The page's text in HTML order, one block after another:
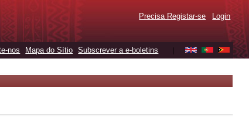
Precisa Registar-se Login
nos Mapa do Sítio Subscrever a e-boletins